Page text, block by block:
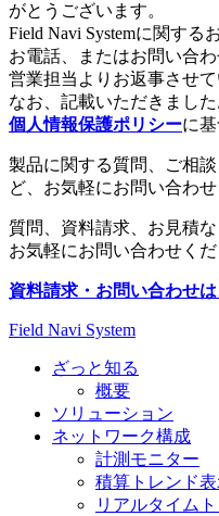
がとうございます。
Field Navi Systemに関す
お電話、またはお問い合
営業担当よりお返事させて
なお、記載いただきまし
個人情報保護ポリシーに
製品に関する質問、ご相
ど、お気軽にお問い合わせ
質問、資料請求、お見積
お気軽にお問い合わせくだ
資料請求・お問い合わせ
Field Navi System
ざっと知る
概要
ソリューション
ネットワーク構成
計測モニター
積算トレンド
リアルタイム